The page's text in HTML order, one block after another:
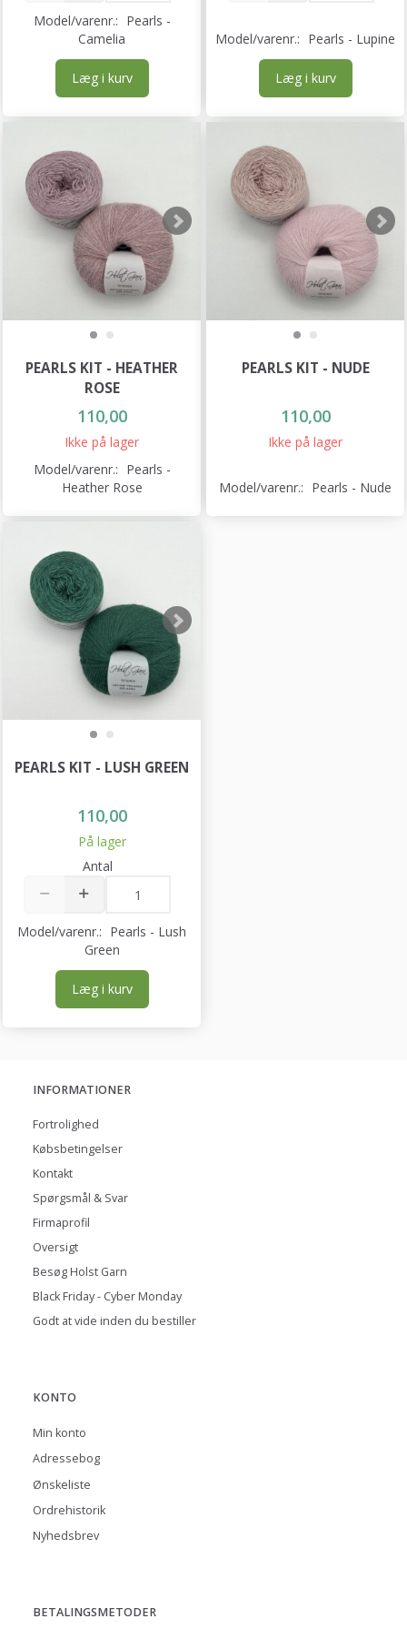
Model/varenr.: Pearls -
Camelia
Læg i kurv
Model/varenr.: Pearls - Lupine
Læg i kurv
PEARLS KIT - HEATHER
ROSE
110,00
Ikke på lager
Model/varenr.: Pearls -
Heather Rose
PEARLS KIT - NUDE
110,00
Ikke på lager
Model/varenr.: Pearls - Nude
PEARLS KIT - LUSH GREEN
110,00
På lager
Antal
Model/varenr.: Pearls - Lush
Green
Læg i kurv
INFORMATIONER
Fortrolighed
Købsbetingelser
Kontakt
Spørgsmål & Svar
Firmaprofil
Oversigt
Besøg Holst Garn
Black Friday - Cyber Monday
Godt at vide inden du bestiller
KONTO
Min konto
Adressebog
Ønskeliste
Ordrehistorik
Nyhedsbrev
BETALINGSMETODER